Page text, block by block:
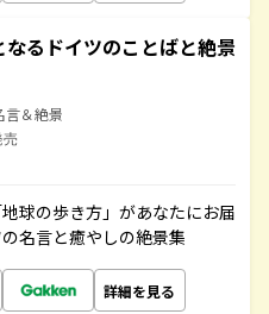
なるドイツのことばと絶景
言＆絶景
売
球の歩き方」があなたにお届
名言と癒やしの絶景集
詳細を見る